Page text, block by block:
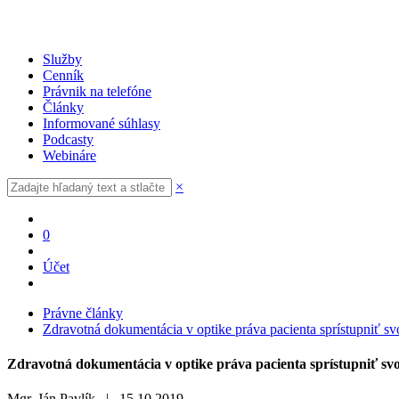
Služby
Cenník
Právnik na telefóne
Články
Informované súhlasy
Podcasty
Webináre
×
0
Účet
Právne články
Zdravotná dokumentácia v optike práva pacienta sprístupniť
Zdravotná dokumentácia v optike práva pacienta sprístupniť